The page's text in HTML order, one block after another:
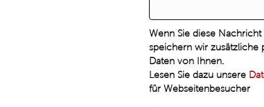
Wenn Sie diese Nachricht
speichern wir zusätzliche
Daten von Ihnen.
Lesen Sie dazu unsere
für Webseitenbesucher